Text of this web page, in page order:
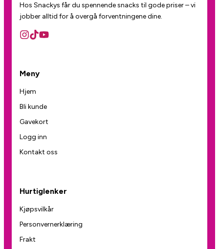
Hos Snackys får du spennende snacks til gode priser – vi
jobber alltid for å overgå forventningene dine.
Meny
Hjem
Bli kunde
Gavekort
Logg inn
Kontakt oss
Hurtiglenker
Kjøpsvilkår
Personvernerklæring
Frakt